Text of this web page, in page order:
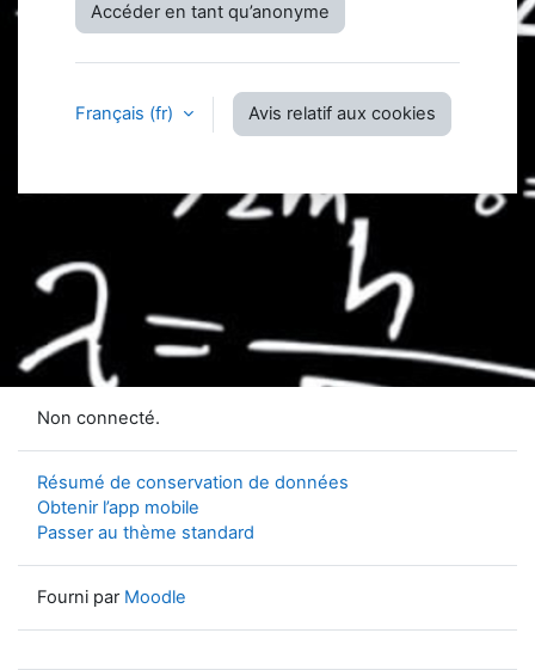
Accéder en tant qu’anonyme
Français ‎(fr)‎ Avis relatif aux cookies
Non connecté.
Résumé de conservation de données
Obtenir l’app mobile
Passer au thème standard
Fourni par Moodle